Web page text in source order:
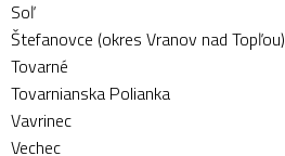
Soľ
Štefanovce (okres Vranov nad Topľou)
Tovarné
Tovarnianska Polianka
Vavrinec
Vechec